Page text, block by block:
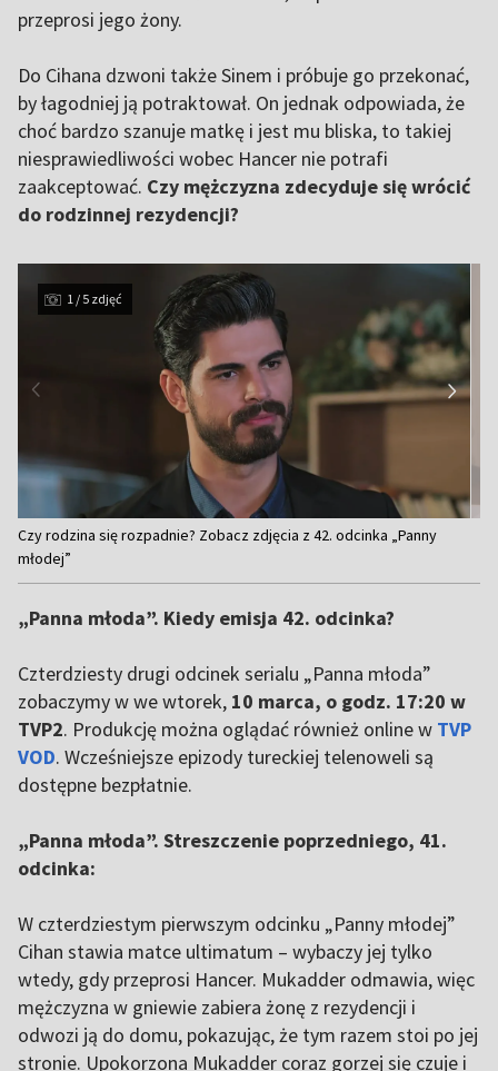
przeprosi jego żony.
Do Cihana dzwoni także Sinem i próbuje go przekonać,
by łagodniej ją potraktował. On jednak odpowiada, że
choć bardzo szanuje matkę i jest mu bliska, to takiej
niesprawiedliwości wobec Hancer nie potrafi
zaakceptować. Czy mężczyzna zdecyduje się wrócić
do rodzinnej rezydencji?
1 / 5 zdjęć
Item
1
of
Czy rodzina się rozpadnie? Zobacz zdjęcia z 42. odcinka „Panny
młodej”
„Panna młoda”. Kiedy emisja 42. odcinka?
Czterdziesty drugi odcinek serialu „Panna młoda”
zobaczymy w we wtorek, 10 marca, o godz. 17:20 w
TVP2. Produkcję można oglądać również online w TVP
VOD. Wcześniejsze epizody tureckiej telenoweli są
dostępne bezpłatnie.
„Panna młoda”. Streszczenie poprzedniego, 41.
odcinka:
W czterdziestym pierwszym odcinku „Panny młodej”
Cihan stawia matce ultimatum – wybaczy jej tylko
wtedy, gdy przeprosi Hancer. Mukadder odmawia, więc
mężczyzna w gniewie zabiera żonę z rezydencji i
odwozi ją do domu, pokazując, że tym razem stoi po jej
stronie. Upokorzona Mukadder coraz gorzej się czuje i